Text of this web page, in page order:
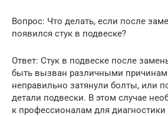
Вопрос: Что делать, если после
появился стук в подвеске?
Ответ: Стук в подвеске после
быть вызван различными
неправильно затянули болты, или
детали подвески. В этом случае
к профессионалам для диагностики